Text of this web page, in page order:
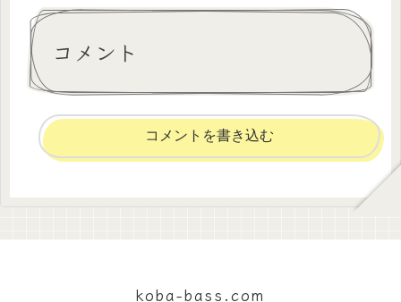
コメント
コメントを書き込む
koba-bass.com